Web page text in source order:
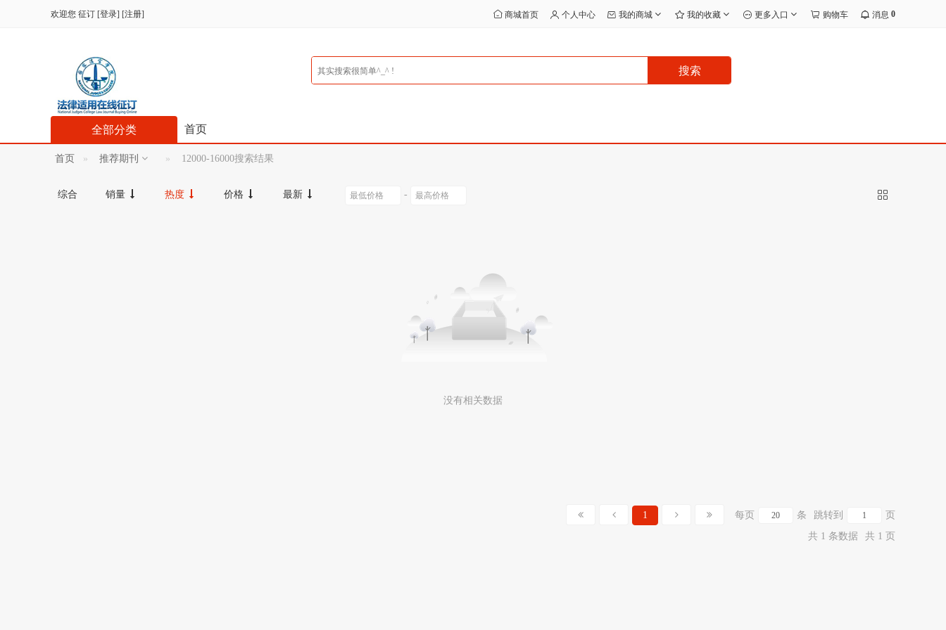
欢迎您 征订 [登录] [注册] 商城首页 个人中心 我的商城 我的收藏 更多入口 购物车 消息 0
搜索
首页
全部分类
首页 推荐期刊 12000-16000搜索结果
综合 销量 热度 价格 最新 -
没有相关数据
1 每页 条 跳转到
页
共 1 条数据
共 1 页